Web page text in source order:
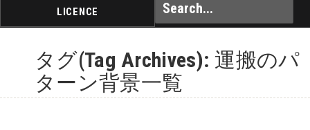
LICENCE
タグ(Tag Archives): 運搬のパ
ターン背景一覧